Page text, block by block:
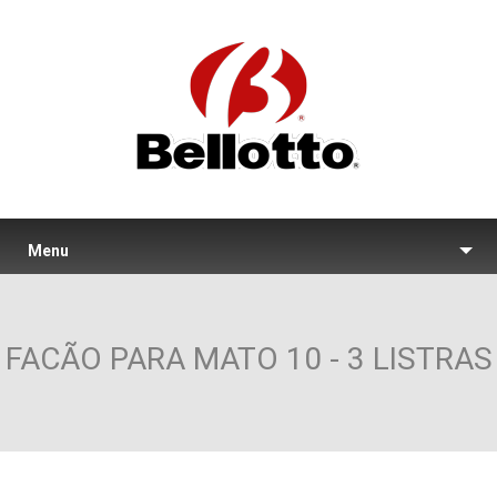
Menu
FACÃO PARA MATO 10 - 3 LISTRAS